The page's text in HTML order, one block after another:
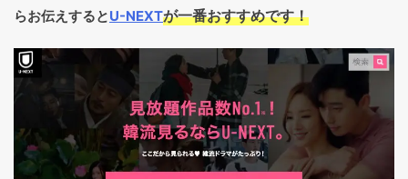
らお伝えするとU-NEXTが一番おすすめです！